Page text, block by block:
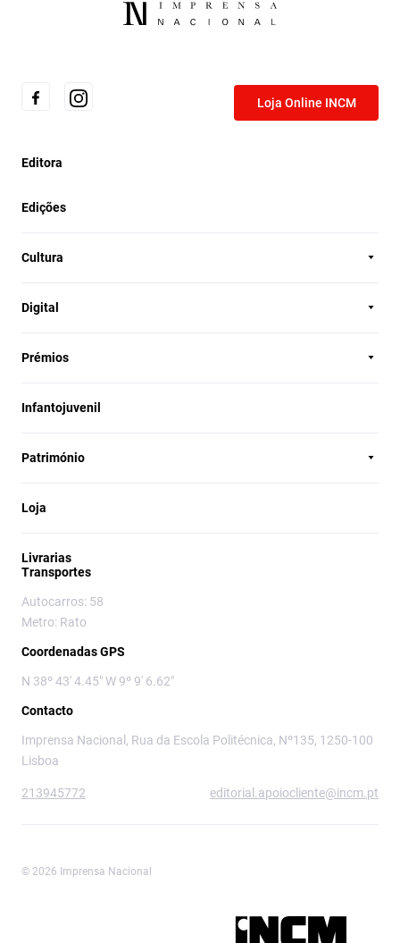
Loja Online INCM
Editora
Edições
Cultura
Digital
Prémios
Infantojuvenil
Património
Loja
Livrarias
Transportes
Autocarros: 58
Metro: Rato
Coordenadas GPS
N 38º 43' 4.45" W 9º 9' 6.62"
Contacto
Imprensa Nacional, Rua da Escola Politécnica, Nº135, 1250-100
Lisboa
213945772 editorial.apoiocliente@incm.pt
© 2026 Imprensa Nacional